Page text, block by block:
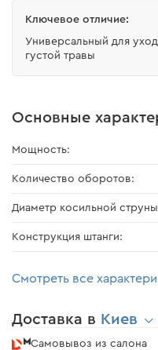
Ключевое отличие:
Универсальный для
густой травы
Основные
Мощность:
Количество оборотов:
Диаметр косильной
Конструкция штанги:
Смотреть все
Доставка в Киев
Самовывоз из салона